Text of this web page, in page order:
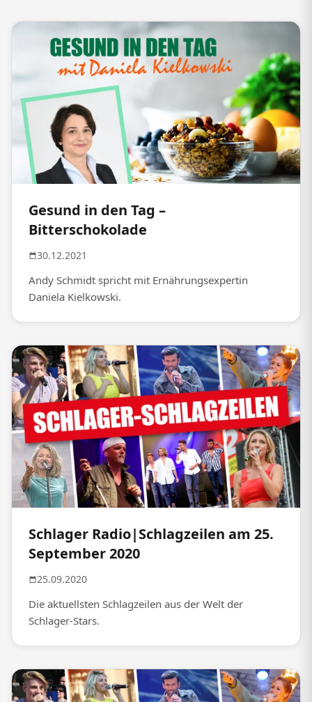
Gesund in den Tag –
Bitterschokolade
30.12.2021
Andy Schmidt spricht mit Ernährungsexpertin
Daniela Kielkowski.
Schlager Radio|Schlagzeilen am 25.
September 2020
25.09.2020
Die aktuellsten Schlagzeilen aus der Welt der
Schlager-Stars.